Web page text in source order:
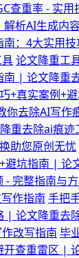
查重率 - 实用
析AI生成内
南：4大实用
论文降重工
南 | 论文降重
+真实案例+
你去除AI写作
重去除ai痕迹
助您原创无忧
避坑指南 | 论
- 完整指南与
作指南 手把
| 论文降重去
改写指南 毕
开查重雷区 |